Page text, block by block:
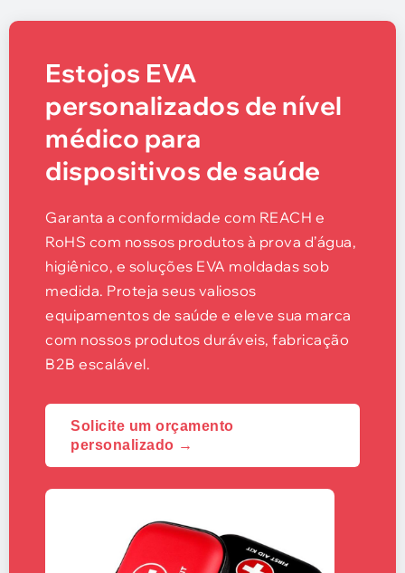
Estojos EVA
personalizados de nível
médico para
dispositivos de saúde
Garanta a conformidade com REACH e
RoHS com nossos produtos à prova d’água,
higiênico, e soluções EVA moldadas sob
medida. Proteja seus valiosos
equipamentos de saúde e eleve sua marca
com nossos produtos duráveis, fabricação
B2B escalável.
Solicite um orçamento
personalizado →